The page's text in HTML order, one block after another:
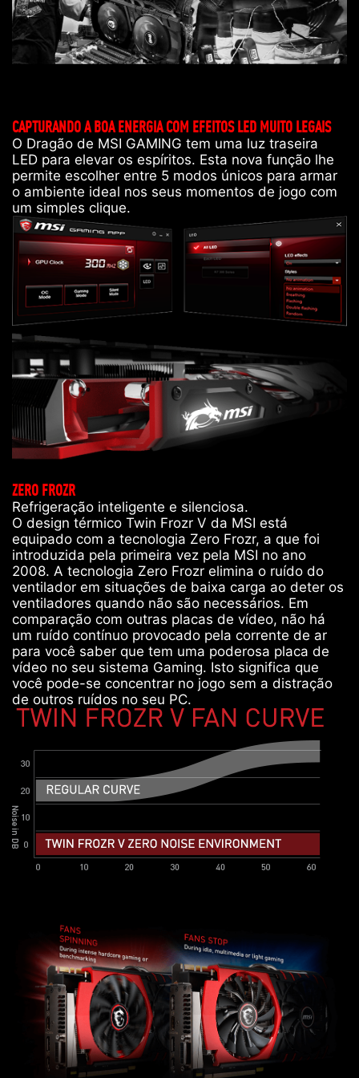
CAPTURANDO A BOA ENERGIA COM EFEITOS LED MUITO LEGAIS
O Dragão de MSI GAMING tem uma luz traseira
LED para elevar os espíritos. Esta nova função lhe
permite escolher entre 5 modos únicos para armar
o ambiente ideal nos seus momentos de jogo com
um simples clique.
ZERO FROZR
Refrigeração inteligente e silenciosa.
O design térmico Twin Frozr V da MSI está
equipado com a tecnologia Zero Frozr, a que foi
introduzida pela primeira vez pela MSI no ano
2008. A tecnologia Zero Frozr elimina o ruído do
ventilador em situações de baixa carga ao deter os
ventiladores quando não são necessários. Em
comparação com outras placas de vídeo, não há
um ruído contínuo provocado pela corrente de ar
para você saber que tem uma poderosa placa de
vídeo no seu sistema Gaming. Isto significa que
você pode-se concentrar no jogo sem a distração
de outros ruídos no seu PC.